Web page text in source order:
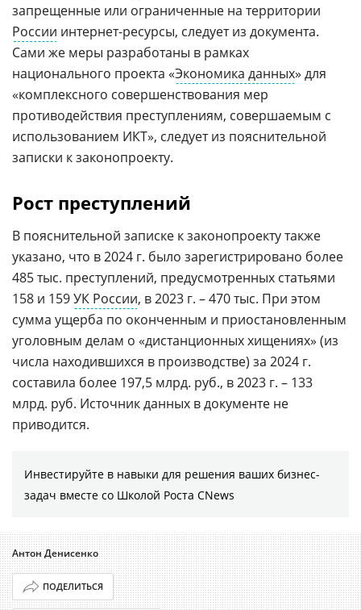
запрещенные или ограниченные на территории
России интернет-ресурсы, следует из документа.
Сами же меры разработаны в рамках
национального проекта «Экономика данных» для
«комплексного совершенствования мер
противодействия преступлениям, совершаемым с
использованием ИКТ», следует из пояснительной
записки к законопроекту.
Рост преступлений
В пояснительной записке к законопроекту также
указано, что в 2024 г. было зарегистрировано более
485 тыс. преступлений, предусмотренных статьями
158 и 159УК России, в 2023 г. – 470 тыс. При этом
сумма ущерба по оконченным и приостановленным
уголовным делам о «дистанционных хищениях» (из
числа находившихся в производстве) за 2024 г.
составила более 197,5 млрд. руб., в 2023 г. – 133
млрд. руб. Источник данных в документе не
приводится.
Инвестируйте в навыки для решения ваших бизнес-
задач вместе со Школой Роста CNews
Антон Денисенко
ПОДЕЛИТЬСЯ